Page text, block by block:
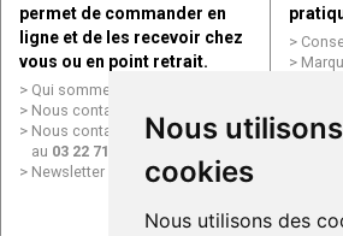
Nous
cookies
Nous utilisons des
permet de commander en
ligne et de les recevoir chez
vous ou en point retrait.
Qui sommes nous ?
Nous contacter par e-mail
Nous contacter par téléphone
au 03 22 71 64 10
Newsletter
ligne